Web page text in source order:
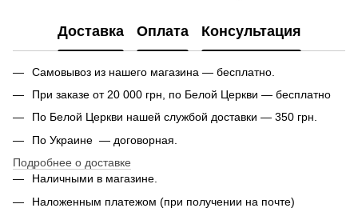
Доставка Оплата Консультация
Самовывоз из нашего магазина — бесплатно.
При заказе от 20 000 грн, по Белой Церкви — бесплатно
По Белой Церкви нашей службой доставки — 350 грн.
По Украине — договорная.
Подробнее о доставке
Наличными в магазине.
Наложенным платежом (при получении на почте)